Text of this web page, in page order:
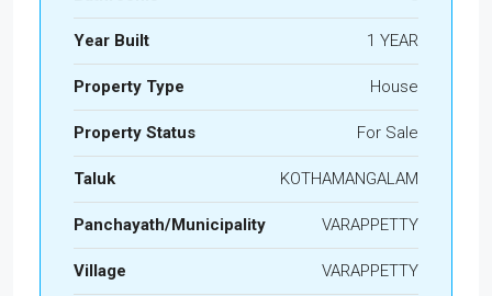
Year Built 1 YEAR
Property Type House
Property Status For Sale
Taluk KOTHAMANGALAM
Panchayath/Municipality VARAPPETTY
Village VARAPPETTY